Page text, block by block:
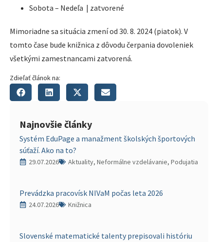
Sobota – Nedeľa | zatvorené
Mimoriadne sa situácia zmení od 30. 8. 2024 (piatok). V
tomto čase bude knižnica z dôvodu čerpania dovoleniek
všetkými zamestnancami zatvorená.
Zdieľať článok na:
Najnovšie články
Systém EduPage a manažment školských športových
súťaží. Ako na to?
29.07.2026 Aktuality, Neformálne vzdelávanie, Podujatia
Prevádzka pracovísk NIVaM počas leta 2026
24.07.2026 Knižnica
Slovenské matematické talenty prepisovali históriu